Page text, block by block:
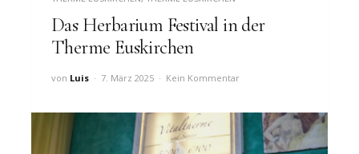
Das Herbarium Festival in der
Therme Euskirchen
von Luis 7. März 2025 Kein Kommentar